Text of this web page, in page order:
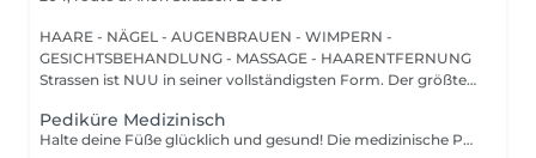
HAARE - NÄGEL - AUGENBRAUEN - WIMPERN -
GESICHTSBEHANDLUNG - MASSAGE - HAARENTFERNUNG
Strassen ist NUU in seiner vollständigsten Form. Der größte
Pediküre Medizinisch
Halte deine Füße glücklich und gesund! Die medizinische Pediküre ist eine spezialisierte Form der Fußbehandlung, bei der ein Nagelmeister Probleme wie Hornhaut, Risse und deformierte Nägel behandelt. Wie wird die medizinische Pediküre durchgeführt? - Problemidentifikation - Desinfektion und Erweichung der Füße - Entfernung von Hornhaut - Behandlung der Nagelplatte - Hautbehandlung - Auftragen einer medizinischen Creme Altersbeschränkungen: empfohlen ab 16 Jahren. Empfehlungen nach dem Eingriff: professionelle häusliche Pflege wird nach dem Eingriff empfohlen. Frequenz: einmal in 3-4 Wochen.